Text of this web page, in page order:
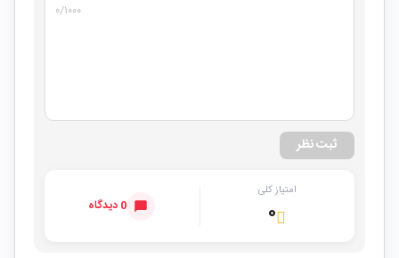
۰/۱۰۰۰
ثبت نظر
امتیاز کلی
۰ 0 دیدگاه